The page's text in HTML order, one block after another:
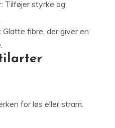
: Tilføjer styrke og
: Glatte fibre, der giver en
for løs eller stram.